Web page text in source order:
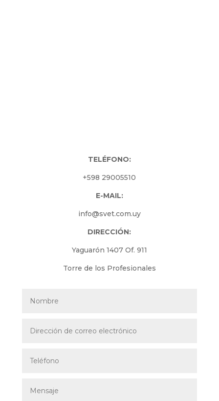
TELÉFONO:
+598 29005510
E-MAIL:
info@svet.com.uy
DIRECCIÓN:
Yaguarón 1407 Of. 911
Torre de los Profesionales